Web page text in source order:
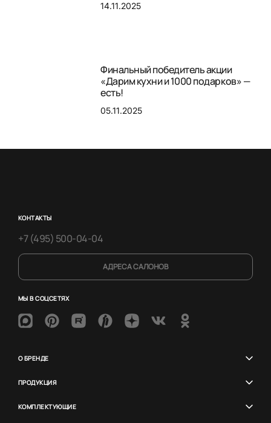
14.11.2025
Финальный победитель акции
«Дарим кухни и 1000 подарков» —
есть!
05.11.2025
КОНТАКТЫ
+7 (495) 500-04-04
АДРЕСА САЛОНОВ
МЫ В СОЦСЕТЯХ
О БРЕНДЕ
ПРОДУКЦИЯ
КОМПЛЕКТУЮЩИЕ